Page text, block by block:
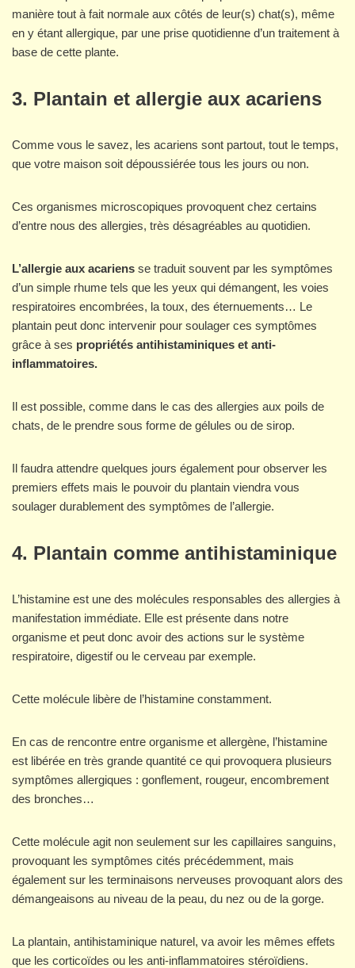
manière tout à fait normale aux côtés de leur(s) chat(s), même
en y étant allergique, par une prise quotidienne d’un traitement à
base de cette plante.
3. Plantain et allergie aux acariens
Comme vous le savez, les acariens sont partout, tout le temps,
que votre maison soit dépoussiérée tous les jours ou non.
Ces organismes microscopiques provoquent chez certains
d’entre nous des allergies, très désagréables au quotidien.
L’allergie aux acariens se traduit souvent par les symptômes
d’un simple rhume tels que les yeux qui démangent, les voies
respiratoires encombrées, la toux, des éternuements… Le
plantain peut donc intervenir pour soulager ces symptômes
grâce à ses propriétés antihistaminiques et anti-
inflammatoires.
Il est possible, comme dans le cas des allergies aux poils de
chats, de le prendre sous forme de gélules ou de sirop.
Il faudra attendre quelques jours également pour observer les
premiers effets mais le pouvoir du plantain viendra vous
soulager durablement des symptômes de l’allergie.
4. Plantain comme antihistaminique
L’histamine est une des molécules responsables des allergies à
manifestation immédiate. Elle est présente dans notre
organisme et peut donc avoir des actions sur le système
respiratoire, digestif ou le cerveau par exemple.
Cette molécule libère de l’histamine constamment.
En cas de rencontre entre organisme et allergène, l’histamine
est libérée en très grande quantité ce qui provoquera plusieurs
symptômes allergiques : gonflement, rougeur, encombrement
des bronches…
Cette molécule agit non seulement sur les capillaires sanguins,
provoquant les symptômes cités précédemment, mais
également sur les terminaisons nerveuses provoquant alors des
démangeaisons au niveau de la peau, du nez ou de la gorge.
La plantain, antihistaminique naturel, va avoir les mêmes effets
que les corticoïdes ou les anti-inflammatoires stéroïdiens.